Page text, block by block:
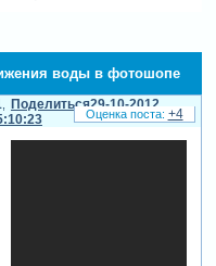
воды в фотошопе
Поделиться29-10-2012
+4